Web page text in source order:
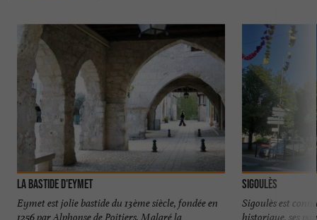
LA BASTIDE D'EYMET
Eymet est jolie bastide du 13ème siècle, fondée en
1256 par Alphonse de Poitiers. Malgré la
Sigoulès
Sigoulès est
historique, ses